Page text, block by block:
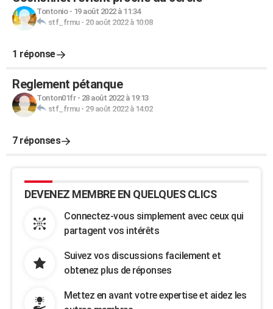
Tontonio- 19 août 2022 à 11:34
stf_frmu- 20 août 2022 à 10:08
1 réponse
Reglement pétanque
Tonton01fr- 28 août 2022 à 19:13
stf_frmu- 29 août 2022 à 14:02
7 réponses
DEVENEZ MEMBRE EN QUELQUES CLICS
Connectez-vous simplement avec ceux qui
partagent vos intérêts
Suivez vos discussions facilement et
obtenez plus de réponses
Mettez en avant votre expertise et aidez les